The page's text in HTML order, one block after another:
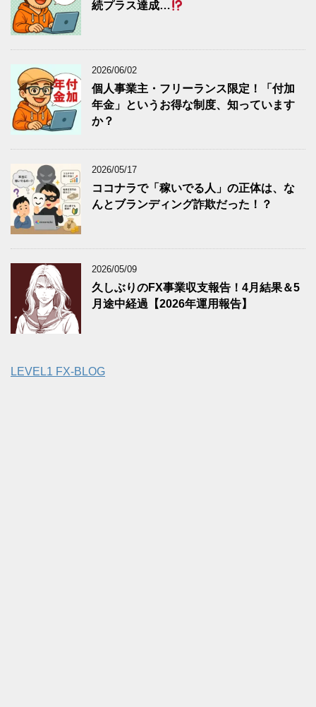
続プラス達成…
2026/06/02
個人事業主・フリーランス限定！「付加
年金」というお得な制度、知っています
か？
2026/05/17
ココナラで「稼いでる人」の正体は、な
んとブランディング詐欺だった！？
2026/05/09
久しぶりのFX事業収支報告！4月結果＆5
月途中経過【2026年運用報告】
LEVEL1 FX-BLOG